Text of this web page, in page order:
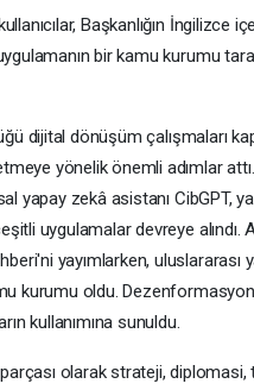
Başkanlığın
bir kamu kurumu
dijital dönüşüm çalışmaları
yönelik önemli adımlar
yapay zekâ asistanı CibGPT,
uygulamalar devreye alındı.
yayımlarken,
kurumu oldu.
kullanımına sunuldu.
olarak strateji,